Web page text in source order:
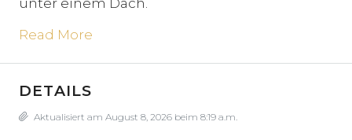
Read More
DETAILS
Aktualisiert am August 8, 2026 beim 8:19 a.m.